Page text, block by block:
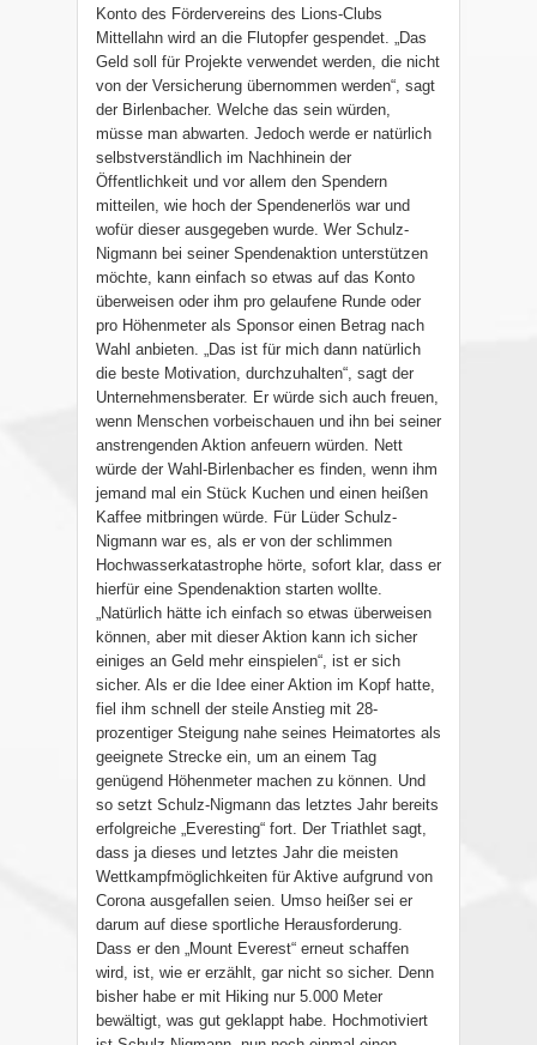
Konto des Fördervereins des Lions-Clubs
Mittellahn wird an die Flutopfer gespendet. „Das
Geld soll für Projekte verwendet werden, die nicht
von der Versicherung übernommen werden“, sagt
der Birlenbacher. Welche das sein würden,
müsse man abwarten. Jedoch werde er natürlich
selbstverständlich im Nachhinein der
Öffentlichkeit und vor allem den Spendern
mitteilen, wie hoch der Spendenerlös war und
wofür dieser ausgegeben wurde. Wer Schulz-
Nigmann bei seiner Spendenaktion unterstützen
möchte, kann einfach so etwas auf das Konto
überweisen oder ihm pro gelaufene Runde oder
pro Höhenmeter als Sponsor einen Betrag nach
Wahl anbieten. „Das ist für mich dann natürlich
die beste Motivation, durchzuhalten“, sagt der
Unternehmensberater. Er würde sich auch freuen,
wenn Menschen vorbeischauen und ihn bei seiner
anstrengenden Aktion anfeuern würden. Nett
würde der Wahl-Birlenbacher es finden, wenn ihm
jemand mal ein Stück Kuchen und einen heißen
Kaffee mitbringen würde. Für Lüder Schulz-
Nigmann war es, als er von der schlimmen
Hochwasserkatastrophe hörte, sofort klar, dass er
hierfür eine Spendenaktion starten wollte.
„Natürlich hätte ich einfach so etwas überweisen
können, aber mit dieser Aktion kann ich sicher
einiges an Geld mehr einspielen“, ist er sich
sicher. Als er die Idee einer Aktion im Kopf hatte,
fiel ihm schnell der steile Anstieg mit 28-
prozentiger Steigung nahe seines Heimatortes als
geeignete Strecke ein, um an einem Tag
genügend Höhenmeter machen zu können. Und
so setzt Schulz-Nigmann das letztes Jahr bereits
erfolgreiche „Everesting“ fort. Der Triathlet sagt,
dass ja dieses und letztes Jahr die meisten
Wettkampfmöglichkeiten für Aktive aufgrund von
Corona ausgefallen seien. Umso heißer sei er
darum auf diese sportliche Herausforderung.
Dass er den „Mount Everest“ erneut schaffen
wird, ist, wie er erzählt, gar nicht so sicher. Denn
bisher habe er mit Hiking nur 5.000 Meter
bewältigt, was gut geklappt habe. Hochmotiviert